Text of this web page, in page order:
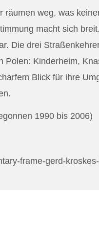
weg, was
macht sich
Die drei
Polen: Kinderheim,
Blick für ihre
1990 bis 2006)
frame-gerd-